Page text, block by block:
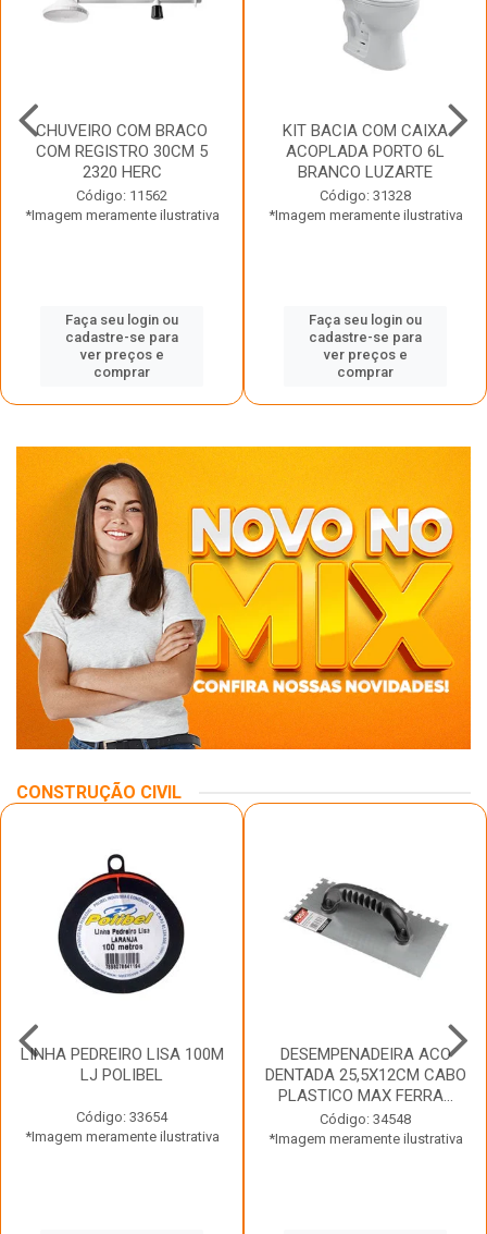
CHUVEIRO COM BRACO
COM REGISTRO 30CM 5
2320 HERC
Código: 11562
*Imagem meramente ilustrativa
Faça seu login ou
cadastre-se para
ver preços e
comprar
KIT BACIA COM CAIXA
ACOPLADA PORTO 6L
BRANCO LUZARTE
Código: 31328
*Imagem meramente ilustrativa
Faça seu login ou
cadastre-se para
ver preços e
comprar
CONSTRUÇÃO CIVIL
LINHA PEDREIRO LISA 100M
LJ POLIBEL
Código: 33654
*Imagem meramente ilustrativa
DESEMPENADEIRA ACO
DENTADA 25,5X12CM CABO
PLASTICO MAX FERRA...
Código: 34548
*Imagem meramente ilustrativa